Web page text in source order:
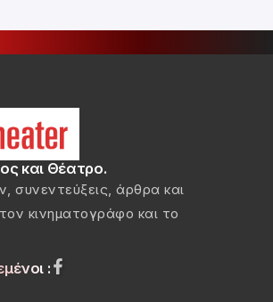
και Θέατρο.
συνεντεύξεις, άρθρα και
κινηματογράφο και το
: